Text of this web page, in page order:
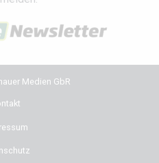
Medien GbR